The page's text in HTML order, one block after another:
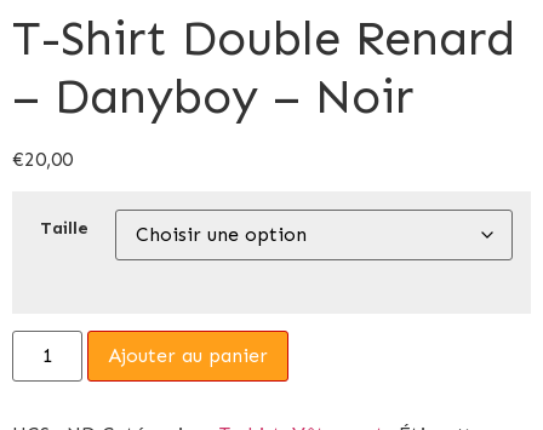
T-Shirt Double Renard
– Danyboy – Noir
€20,00
Taille
Ajouter au panier